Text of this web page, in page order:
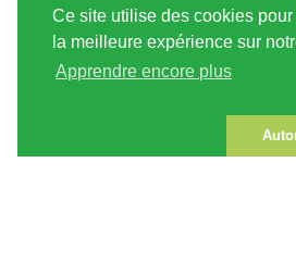
Ce site utilise des cookies
la meilleure expérience sur
Apprendre encore plus